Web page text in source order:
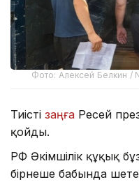
Фото: Алексей Белкин /
Тиісті заңға Ресей
қойды.
РФ Әкімшілік құқық
бірнеше бабында